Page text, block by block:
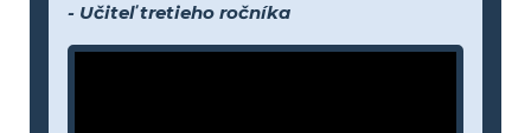
- Učiteľ tretieho ročníka